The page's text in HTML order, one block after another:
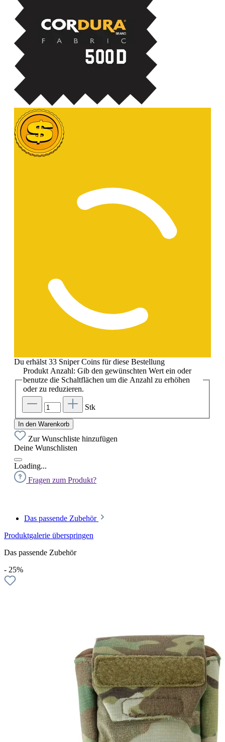
Du erhälst 33 Sniper Coins für diese Bestellung
Produkt Anzahl: Gib den gewünschten Wert ein oder
benutze die Schaltflächen um die Anzahl zu erhöhen
oder zu reduzieren.
Stk
In den Warenkorb
Zur Wunschliste hinzufügen
Deine Wunschlisten
Loading...
Fragen zum Produkt?
Das passende Zubehör
Produktgalerie überspringen
Das passende Zubehör
- 25%